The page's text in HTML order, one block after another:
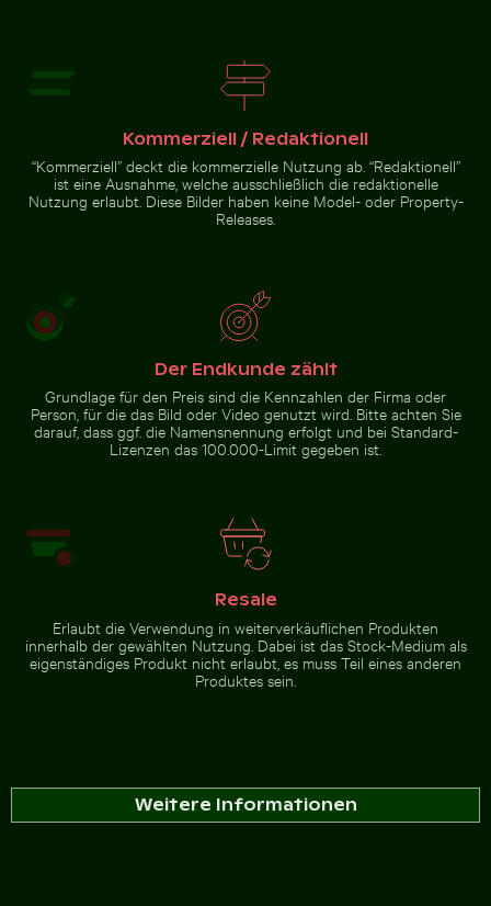
blühen auf
Kreidefelsen
Flughund im farbenfrohen Himmel gleitend
Alte Ruinen von Wat Mahathat in Ayutthaya
Alte Ruinen von Wat
Mahathat in Ayutthaya
Zur Stock-Kollektion
Kommerziell / Redaktionell
“Kommerziell” deckt die kommerzielle Nutzung ab. “Redaktionell”
ist eine Ausnahme, welche ausschließlich die redaktionelle
Nutzung erlaubt. Diese Bilder haben keine Model- oder Property-
Releases.
Der Endkunde zählt
Grundlage für den Preis sind die Kennzahlen der Firma oder
Person, für die das Bild oder Video genutzt wird. Bitte achten Sie
darauf, dass ggf. die Namensnennung erfolgt und bei Standard-
Lizenzen das 100.000-Limit gegeben ist.
Resale
Erlaubt die Verwendung in weiterverkäuflichen Produkten
innerhalb der gewählten Nutzung. Dabei ist das Stock-Medium als
eigenständiges Produkt nicht erlaubt, es muss Teil eines anderen
Produktes sein.
Weitere Informationen